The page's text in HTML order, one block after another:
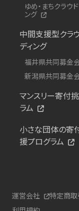
ゆめ・まちクラウ
ング
中間支援型クラ
ディング
福井県共同募金
新潟県共同募金
マンスリー寄付
ラム
小さな団体の寄
援プログラム
運営会社 特定商取